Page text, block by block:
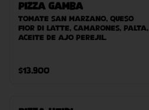
Pizza Gamba
Tomate San Marzano, queso
Fior Di Latte, camarones, palta,
aceite de ajo perejil.
$13.900